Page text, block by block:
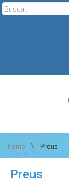
Home \ Preus
Preus